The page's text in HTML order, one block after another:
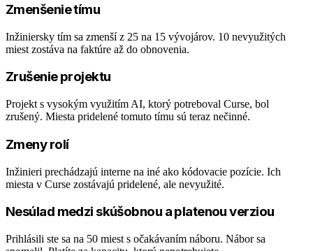
Zmenšenie tímu
Inžiniersky tím sa zmenší z 25 na 15 vývojárov. 10 nevyužitých
miest zostáva na faktúre až do obnovenia.
Zrušenie projektu
Projekt s vysokým využitím AI, ktorý potreboval Curse, bol
zrušený. Miesta pridelené tomuto tímu sú teraz nečinné.
Zmeny rolí
Inžinieri prechádzajú interne na iné ako kódovacie pozície. Ich
miesta v Curse zostávajú pridelené, ale nevyužité.
Nesúlad medzi skúšobnou a platenou verziou
Prihlásili ste sa na 50 miest s očakávaním náboru. Nábor sa